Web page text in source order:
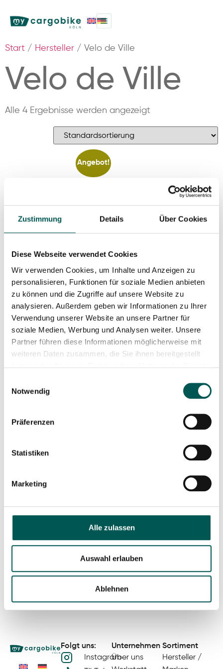
Zustimmung Details Über Cookies
Diese Webseite verwendet Cookies
Wir verwenden Cookies, um Inhalte und Anzeigen zu
personalisieren, Funktionen für soziale Medien anbieten
zu können und die Zugriffe auf unsere Website zu
analysieren. Außerdem geben wir Informationen zu Ihrer
Verwendung unserer Website an unsere Partner für
soziale Medien, Werbung und Analysen weiter. Unsere
Partner führen diese Informationen möglicherweise mit
weiteren Daten zusammen, die Sie ihnen bereitgestellt
Notwendig
Präferenzen
Statistiken
Marketing
Alle zulassen
Auswahl erlauben
Ablehnen
Start / Hersteller / Velo de Ville
Velo de Ville
Alle 4 Ergebnisse werden angezeigt
Angebot!
Velo de Ville Loady
900PX – To Go-Ware
6.399,00€ 5.999,00€
In den Warenkorb
Velo de Ville Loady
900CX
4.199,00€
In den Warenkorb
Velo de Ville Loady
3.999,00€
In den Warenkorb
Velo de Ville Loady 800
3.899,00
Folgt uns:
Instagram
Unternehmen
Über uns
Sortiment
Hersteller /